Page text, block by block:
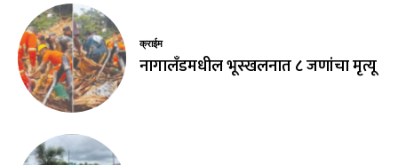
क्राईम
नागालँडमधील भूस्खलनात ८ जणांचा मृत्यू